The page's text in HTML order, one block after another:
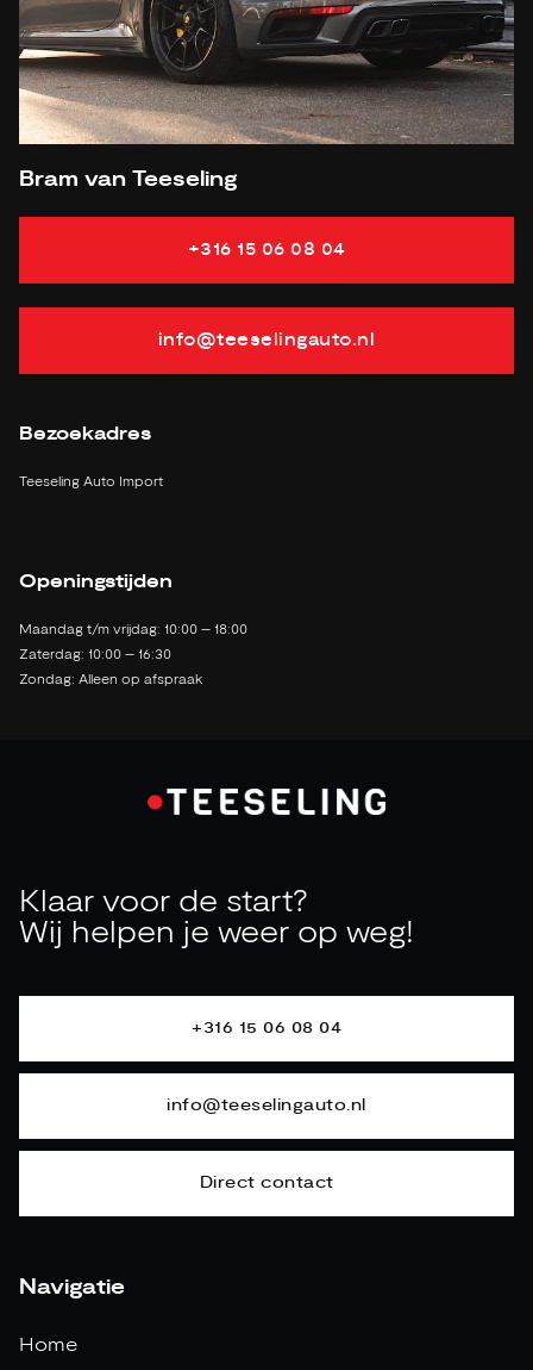
APK tot 07-02-2025
Onderhoudsboekje aanwezig? Ja, dealeronderhouden
Bijtelling 22 %
Energielabel
46 KM
Bram van Teeseling
+316 15 06 08 04
info@teeselingauto.nl
Bezoekadres
Teeseling Auto Import
Openingstijden
Maandag t/m vrijdag: 10:00 – 18:00
Zaterdag: 10:00 – 16:30
Zondag: Alleen op afspraak
Klaar voor de start?
Wij helpen je weer op weg!
+316 15 06 08 04
info@teeselingauto.nl
Direct contact
Navigatie
Home